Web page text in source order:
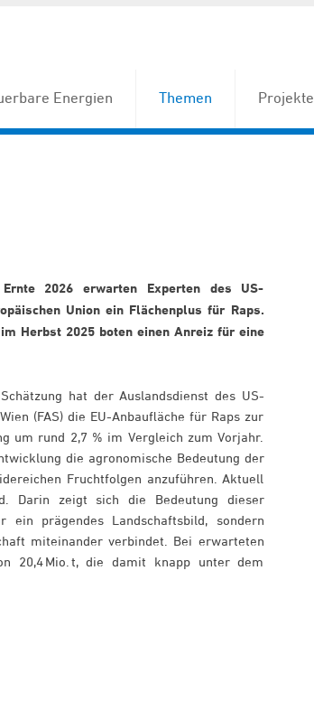
Energien Themen Projekte
2026 erwarten Experten des US-
Union ein Flächenplus für Raps.
Herbst 2025 boten einen Anreiz für eine
hat der Auslandsdienst des US-
(FAS) die EU-Anbaufläche für Raps zur
um rund 2,7 % im Vergleich zum Vorjahr.
die agronomische Bedeutung der
Fruchtfolgen anzuführen. Aktuell
Darin zeigt sich die Bedeutung dieser
prägendes Landschaftsbild, sondern
miteinander verbindet. Bei erwarteten
20,4 Mio. t, die damit knapp unter dem